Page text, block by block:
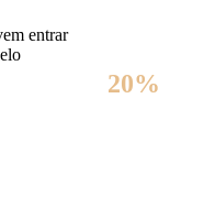
entrar
20%